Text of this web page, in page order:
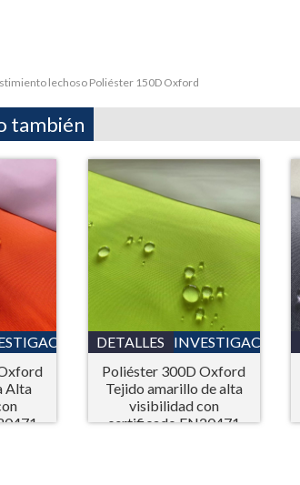
lechoso Poliéster 150D Oxford
también
Alta
DETALLES
INVESTIGACIÓN
Poliéster 300D Oxford
Tejido amarillo de alta
visibilidad con
certificado EN20471